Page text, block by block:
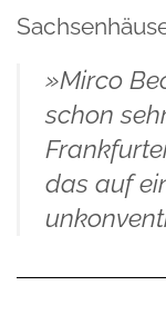
»Mirco
schon
das auf